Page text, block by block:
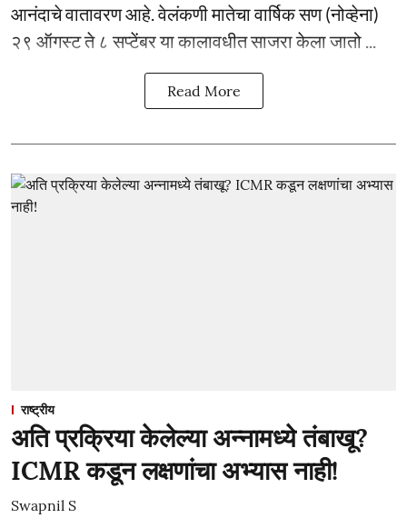
आनंदाचे वातावरण आहे. वेलंकणी मातेचा वार्षिक सण (नोव्हेना)
२९ ऑगस्ट ते ८ सप्टेंबर या कालावधीत साजरा केला जातो ...
Read More
राष्ट्रीय
अति प्रक्रिया केलेल्या अन्नामध्ये तंबाखू?
ICMR कडून लक्षणांचा अभ्यास नाही!
Swapnil S